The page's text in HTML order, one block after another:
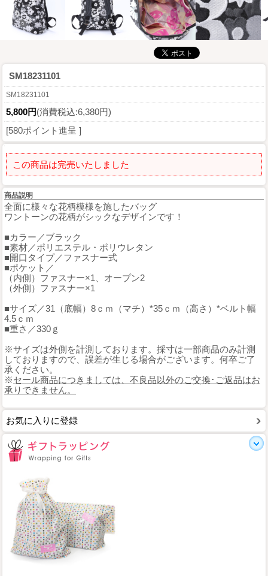
SM18231101
SM18231101
5,800円(消費税込:6,380円)
[580ポイント進呈 ]
この商品は完売いたしました
商品説明
全面に様々な花柄模様を施したバッグ
ワントーンの花柄がシックなデザインです！
■カラー／ブラック
■素材／ポリエステル・ポリウレタン
■開口タイプ／ファスナー式
■ポケット／
（内側）ファスナー×1、オープン2
（外側）ファスナー×1
■サイズ／31（底幅）8ｃｍ（マチ）*35ｃｍ（高さ）*ベルト幅
4.5ｃｍ
■重さ／330ｇ
※サイズは外側を計測しております。採寸は一部商品のみ計測
しておりますので、誤差が生じる場合がございます。何卒ご了
承ください。
※セール商品につきましては、不良品以外のご交換･ご返品はお
承りできません。
お気に入りに登録